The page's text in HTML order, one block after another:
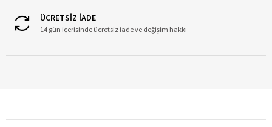
ÜCRETSİZ İADE
14 gün içerisinde ücretsiz iade ve değişim hakkı